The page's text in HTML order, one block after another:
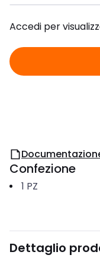
Accedi per
Confezione
1 PZ
Dettaglio